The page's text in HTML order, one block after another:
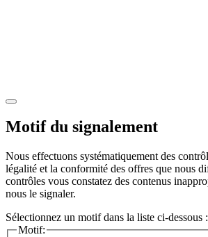
Motif du signalement
Nous effectuons systématiquement des
légalité et la conformité des offres que nous
contrôles vous constatez des contenus
nous le signaler.
Sélectionnez un motif dans la liste ci-dessous :
Motif: